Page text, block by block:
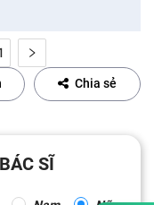
Chia sẻ
SĨ